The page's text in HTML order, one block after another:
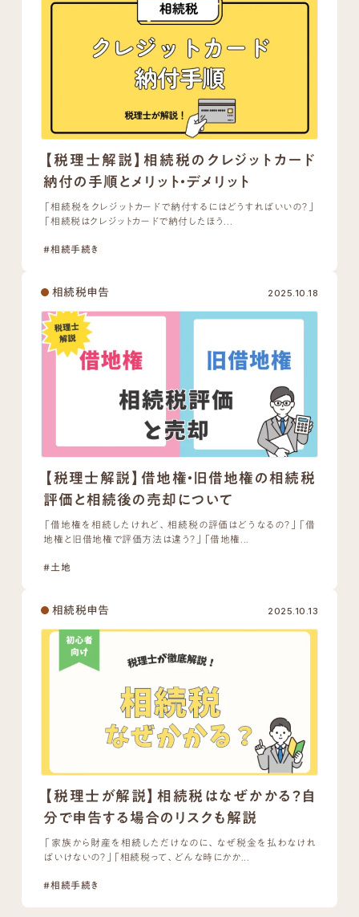
【税理士解説】相続税のクレジットカード
納付の手順とメリット・デメリット
「相続税をクレジットカードで納付するにはどうすればいいの？」
「相続税はクレジットカードで納付したほう...
#相続手続き
相続税申告 2025.10.18
【税理士解説】借地権・旧借地権の相続税
評価と相続後の売却について
「借地権を相続したけれど、相続税の評価はどうなるの？」「借
地権と旧借地権で評価方法は違う？」「借地権...
#土地
相続税申告 2025.10.13
【税理士が解説】相続税はなぜかかる？自
分で申告する場合のリスクも解説
「家族から財産を相続しただけなのに、なぜ税金を払わなけれ
ばいけないの？」「相続税って、どんな時にかか...
#相続手続き